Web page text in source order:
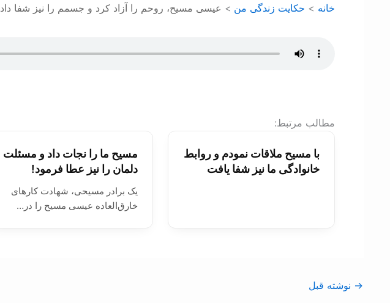
خانه حکایت زندگی من عيسی مسيح، روحم را آزاد کرد و جسمم را نيز شفا داد
:مطالب مرتبط
با مسيح ملاقات نمودم و روابط
خانوادگی ما نيز شفا يافت
مسیح ما را نجات داد و مسئلت
دلمان را نيز عطا فرمود!
يک برادر مسيحی، شهادت کارهای
خارق‌العاده عيسی مسيح را در…
→ نوشته قبل